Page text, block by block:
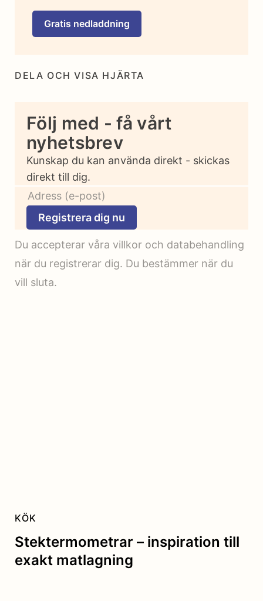
DELA OCH VISA HJÄRTA
Följ med - få vårt
nyhetsbrev
Kunskap du kan använda direkt - skickas
direkt till dig.
Registrera dig nu
Du accepterar våra villkor och databehandling
när du registrerar dig. Du bestämmer när du
vill sluta.
Gratis nedladdning
Stektermometrar – inspiration till
exakt matlagning
KÖK